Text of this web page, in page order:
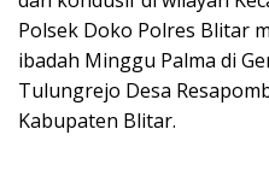
Polsek Doko Polres Blitar
ibadah Minggu Palma di
Tulungrejo Desa
Kabupaten Blitar.